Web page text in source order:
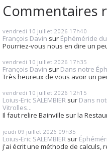
Commentaires
vendredi 10 juillet 2026 17h40
François Davin sur Éphéméride
Pourriez-vous nous en dire un
vendredi 10 juillet 2026 17h35
François Davin sur Dans notre
Très heureux de vous avoir un
vendredi 10 juillet 2026 12h15
Loius-Eric SALEMBIER sur Dans
Vitrolles...
Il faut relire Bainville sur la
jeudi 09 juillet 2026 09h35
Loius-Eric SALEMBIER sur
j'ai écrit une méthode de calculs,